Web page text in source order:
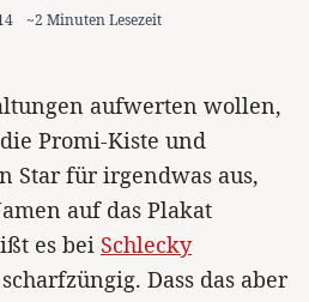
~2 Minuten Lesezeit
aufwerten wollen,
Promi-Kiste und
Star für irgendwas aus,
auf das Plakat
es bei Schlecky
Dass das aber